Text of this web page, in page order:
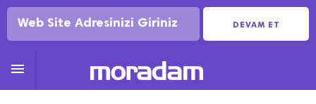
DEVAM ET
